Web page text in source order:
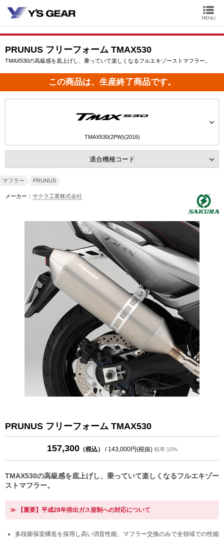
PRUNUS フリーフォーム TMAX530
TMAX530の高級感を底上げし、乗っていて楽しくなるフルエキゾーストマフラー。
この商品は、生産終了商品です。
TMAX530(2PW)(2016)
適合機種コード
マフラー PRUNUS
メーカー： サクラ工業株式会社
PRUNUS フリーフォーム TMAX530
157,300（税込） / 143,000円(税抜) 税率:10%
TMAX530の高級感を底上げし、乗っていて楽しくなるフルエキゾー
ストマフラー。
≫ 【重要】平成28年排出ガス規制への対応について
多段膨張室構造を採用し高い消音性能、マフラー交換のみで全領域での性能